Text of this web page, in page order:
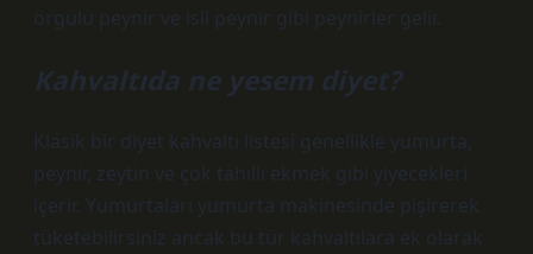
örgülü peynir ve isli peynir gibi peynirler gelir.
Kahvaltıda ne yesem diyet?
Klasik bir diyet kahvaltı listesi genellikle yumurta,
peynir, zeytin ve çok tahıllı ekmek gibi yiyecekleri
içerir. Yumurtaları yumurta makinesinde pişirerek
tüketebilirsiniz ancak bu tür kahvaltılara ek olarak